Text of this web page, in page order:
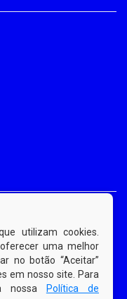
utilizam cookies.
uma melhor
no botão “Aceitar”
em nosso site. Para
nossa
Política de